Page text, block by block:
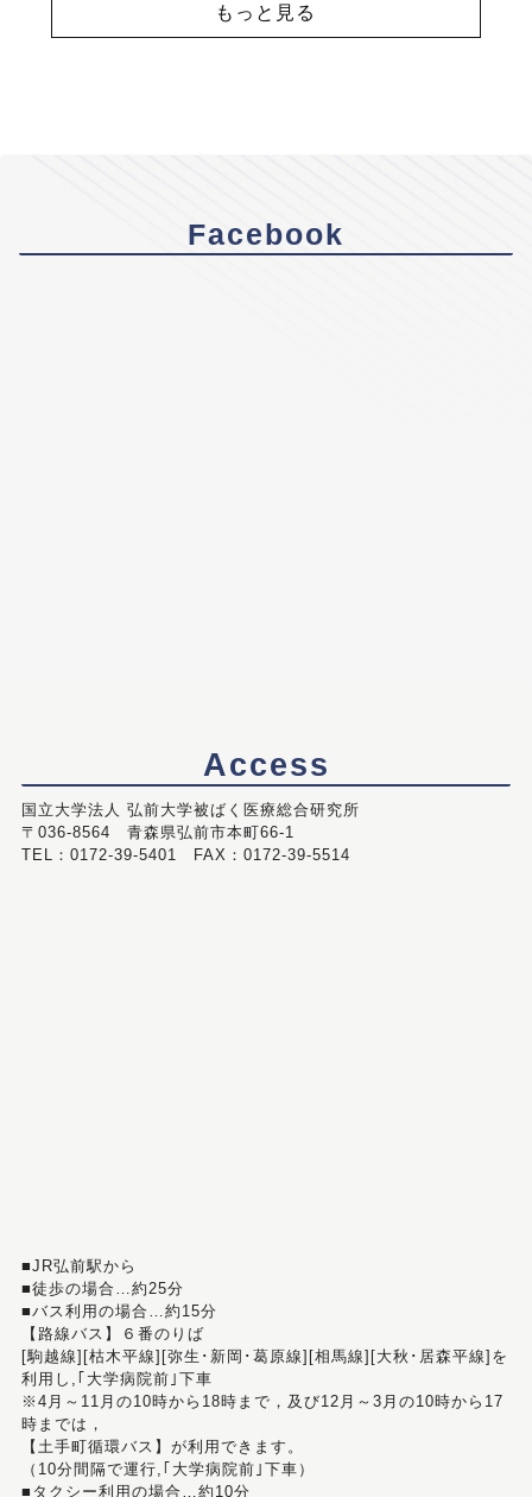
もっと見る
Facebook
Access
国立大学法人 弘前大学被ばく医療総合研究所
〒036-8564 青森県弘前市本町66-1
TEL：0172-39-5401 FAX：0172-39-5514
■JR弘前駅から
■徒歩の場合…約25分
■バス利用の場合…約15分
【路線バス】６番のりば
[駒越線][枯木平線][弥生･新岡･葛原線][相馬線][大秋･居森平線]を
利用し,｢大学病院前｣下車
※4月～11月の10時から18時まで，及び12月～3月の10時から17
時までは，
【土手町循環バス】が利用できます。
（10分間隔で運行,｢大学病院前｣下車）
■タクシー利用の場合…約10分